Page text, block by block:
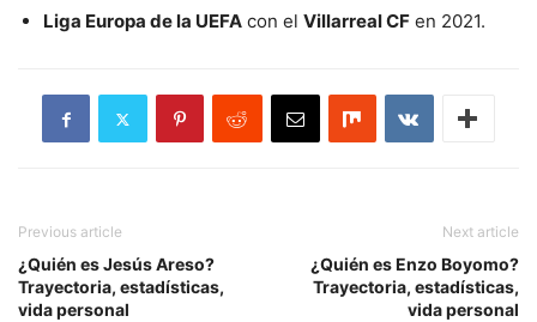
Liga Europa de la UEFA con el Villarreal CF en 2021.
Previous article
¿Quién es Jesús Areso?
Trayectoria, estadísticas,
vida personal
Next article
¿Quién es Enzo Boyomo?
Trayectoria, estadísticas,
vida personal